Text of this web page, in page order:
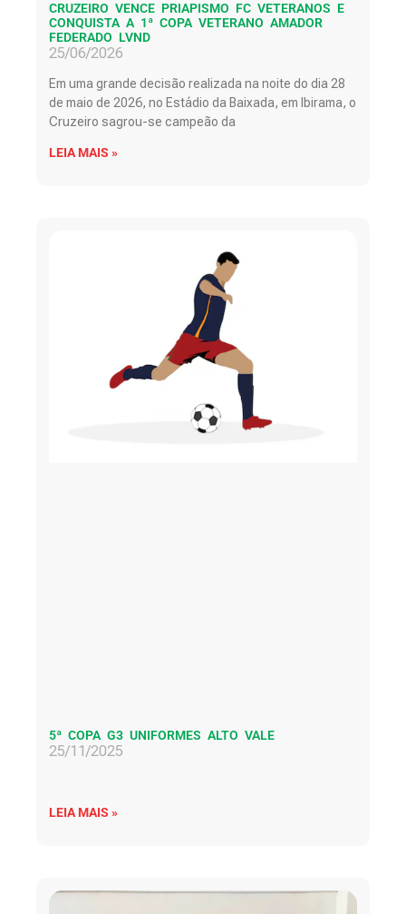
CRUZEIRO VENCE PRIAPISMO FC VETERANOS E
CONQUISTA A 1ª COPA VETERANO AMADOR
FEDERADO LVND
25/06/2026
Em uma grande decisão realizada na noite do dia 28
de maio de 2026, no Estádio da Baixada, em Ibirama, o
Cruzeiro sagrou-se campeão da
LEIA MAIS »
5ª COPA G3 UNIFORMES ALTO VALE
25/11/2025
LEIA MAIS »